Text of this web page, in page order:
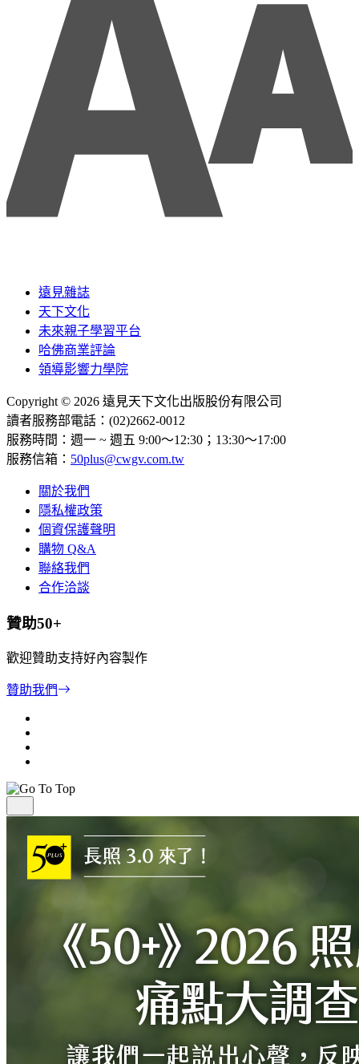
遠見雜誌
天下文化
未來親子學習平台
哈佛商業評論
領導影響力學院
Copyright © 2026 遠見天下文化出版股份有限公司
讀者服務部電話：(02)2662-0012
服務時間：週一 ~ 週五 9:00～12:30；13:30～17:00
服務信箱： 50plus@cwgv.com.tw
關於我們
隱私權政策
個資保護聲明
購物 Q&A
聯絡我們
合作洽談
贊助50+
歡迎贊助支持好內容製作
贊助我們